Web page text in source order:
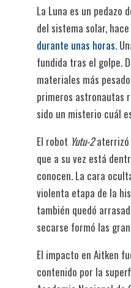
La Luna es un
del sistema solar,
durante unas horas.
fundida tras el golpe.
materiales más
primeros astronautas
sido un misterio cuál
El robot Yutu-2aterrizó
que a su vez está
conocen. La cara
violenta etapa de la
también quedó
secarse formó las
El impacto en Aitken
contenido por la